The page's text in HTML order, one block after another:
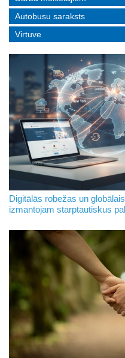
Autobusu saraksts
Virtuve
Digitālās robežas un
izmantojam starptautiskus